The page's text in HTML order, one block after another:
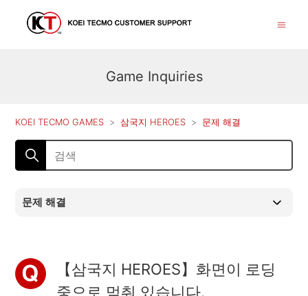
Game Inquiries
KOEI TECMO GAMES 삼국지 HEROES 문제 해결
문제 해결
【삼국지 HEROES】화면이 로딩
중으로 멈춰 있습니다.